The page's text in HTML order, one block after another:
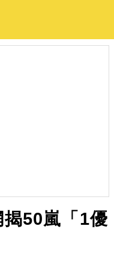
50嵐「1優